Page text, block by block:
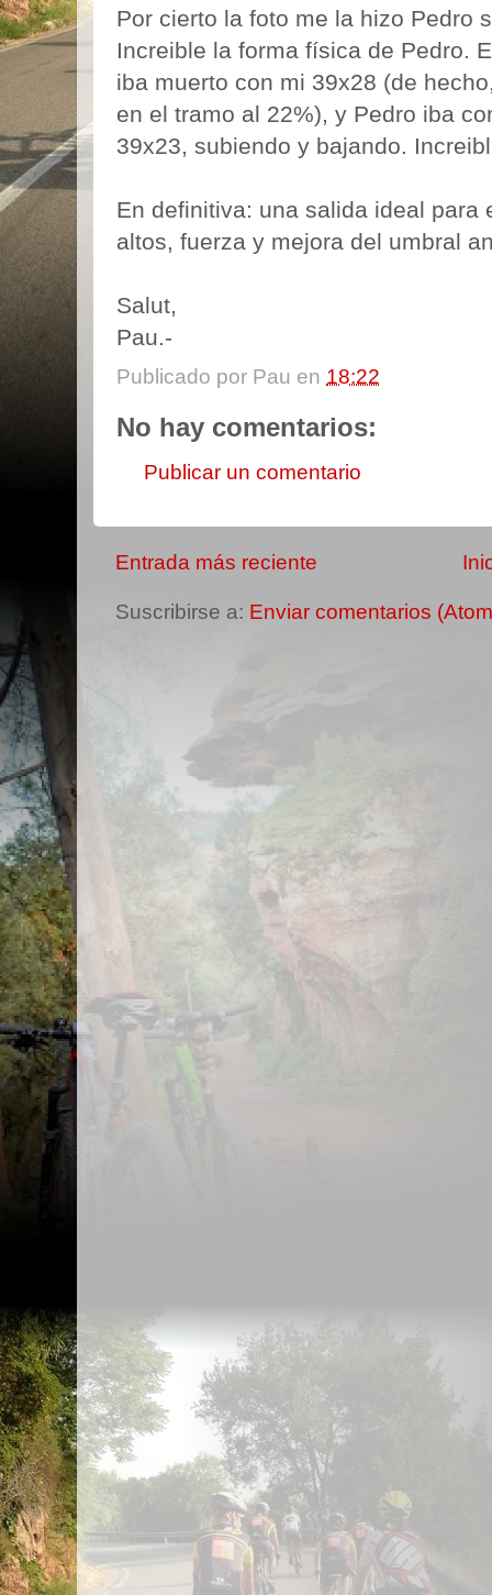
Por cierto la foto me la hizo Pedro
Increible la forma física de Pedro.
iba muerto con mi 39x28 (de
en el tramo al 22%), y Pedro iba
39x23, subiendo y bajando.
En definitiva: una salida ideal para
altos, fuerza y mejora del umbral
Salut,
Pau.-
Publicado por Pau en 18:22
No hay comentarios:
Publicar un comentario
Entrada más reciente
Suscribirse a: Enviar comentarios